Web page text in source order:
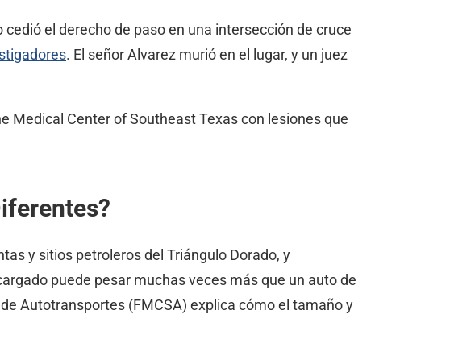
el derecho de paso en una intersección de cruce
. El señor Alvarez murió en el lugar, y un juez
Medical Center of Southeast Texas con lesiones que
y sitios petroleros del Triángulo Dorado, y
puede pesar muchas veces más que un auto de
Autotransportes (FMCSA) explica cómo el tamaño y